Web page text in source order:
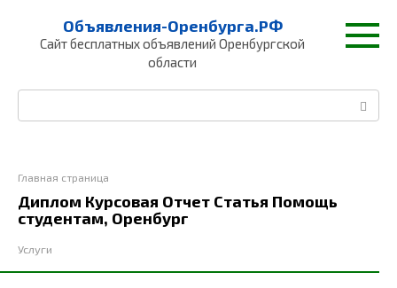
контенту
Объявления-Оренбурга.РФ
Сайт бесплатных объявлений Оренбургской
области
Главная страница
Диплом Курсовая Отчет Статья Помощь
студентам, Оренбург
Услуги